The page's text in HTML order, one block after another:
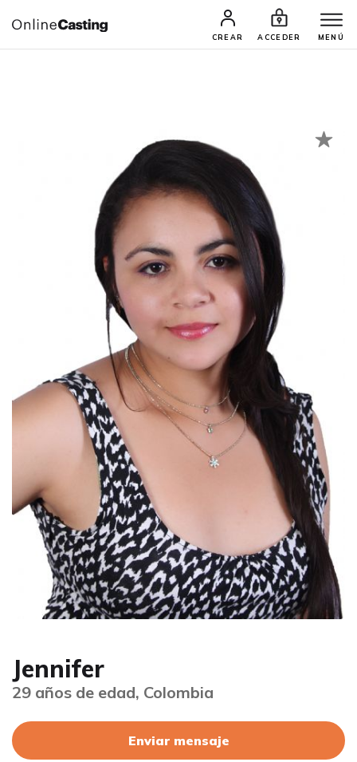
CREAR ACCEDER MENÚ
CASTINGS Y AUDICIONES TALENTOS
Jennifer
29 años de edad, Colombia
Enviar mensaje